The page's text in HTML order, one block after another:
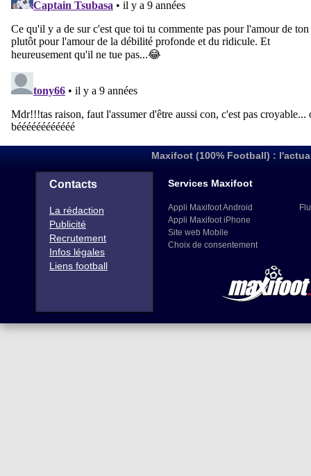
Maxifoot (100% Football) :
Contacts
La rédaction
Publicité
Recrutement
Infos légales
Liens football
Services Maxifoot
Appli Maxifoot Android
Appli Maxifoot iPhone
Site web Mobile
Choix de consentement